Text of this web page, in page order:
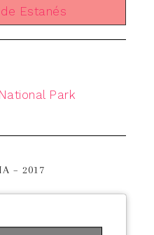
Estanés
Park
– 2017